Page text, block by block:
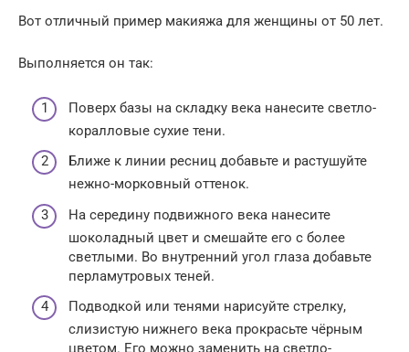
Вот отличный пример макияжа для женщины от 50 лет.
Выполняется он так:
Поверх базы на складку века нанесите светло-
коралловые сухие тени.
Ближе к линии ресниц добавьте и растушуйте
нежно-морковный оттенок.
На середину подвижного века нанесите
шоколадный цвет и смешайте его с более
светлыми. Во внутренний угол глаза добавьте
перламутровых теней.
Подводкой или тенями нарисуйте стрелку,
слизистую нижнего века прокрасьте чёрным
цветом. Его можно заменить на светло-